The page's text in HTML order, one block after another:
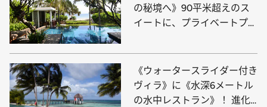
の秘境へ》90平米超えのス
イートに、プライベートプー
愛好家注目の5つ星リゾート
をレポ
《ウォータースライダー付き
ヴィラ》に《水深6メートル
の水中レストラン》！ 進化